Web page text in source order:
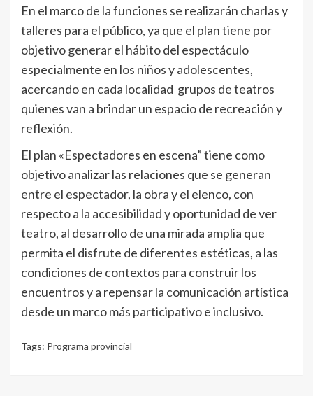
En el marco de la funciones se realizarán charlas y
talleres para el público, ya que el plan tiene por
objetivo generar el hábito del espectáculo
especialmente en los niños y adolescentes,
acercando en cada localidad grupos de teatros
quienes van a brindar un espacio de recreación y
reflexión.
El plan «Espectadores en escena” tiene como
objetivo analizar las relaciones que se generan
entre el espectador, la obra y el elenco, con
respecto a la accesibilidad y oportunidad de ver
teatro, al desarrollo de una mirada amplia que
permita el disfrute de diferentes estéticas, a las
condiciones de contextos para construir los
encuentros y a repensar la comunicación artística
desde un marco más participativo e inclusivo.
Tags: Programa provincial